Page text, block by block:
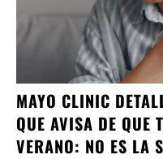
MAYO CLINIC
QUE AVISA DE QUE
VERANO: NO ES LA